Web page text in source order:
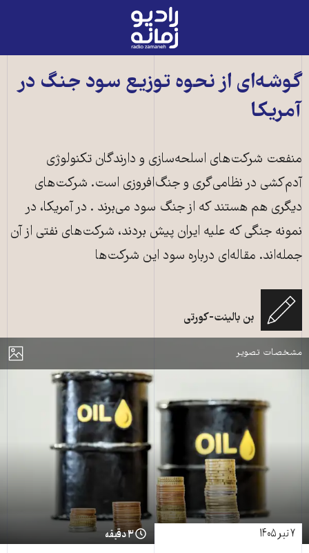
رادیو
زمانه
صفحه
گوشه‌ای از نحوه توزیع سود جنگ در
آمریکا
منفعت شرکت‌های اسلحه‌سازی و دارندگان تکنولوژی
آدم‌کشی در نظامی‌گری و جنگ‌افروزی است. شرکت‌های
دیگری هم هستند که از جنگ سود می‌برند . در آمریکا، در
نمونه جنگی که علیه ایران پیش بردند، شرکت‌های نفتی از آن
جمله‌اند. مقاله‌ای درباره سود این شرکت‌ها
بن بالینت-کورتی
نمایش
مشخصات تصویر
قیمت نفت و طلا - منبع: شاتر استاک
۷ تیر ۱۴۰۵ ۳ دقیقه